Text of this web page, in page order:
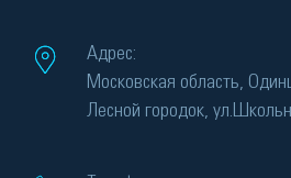
Адрес:
Московская область,
Лесной городок,